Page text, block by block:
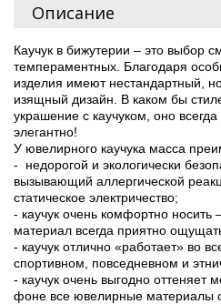
Описание
Каучук в бижутерии – это выбор
темпераментных. Благодаря
изделия имеют нестандартный,
изящный дизайн. В каком бы
украшение с каучуком, оно
элегантно!
У ювелирного каучука масса
- недорогой и экологически
вызывающий аллергической
статическое электричество;
- каучук очень комфортно носить
материал всегда приятно
- каучук отлично «работает» во
спортивном, повседневном и
- каучук очень выгодно оттеняет
фоне все ювелирные материалы